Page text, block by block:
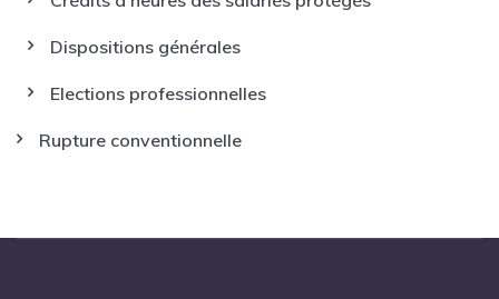
Dispositions générales
Elections professionnelles
Rupture conventionnelle